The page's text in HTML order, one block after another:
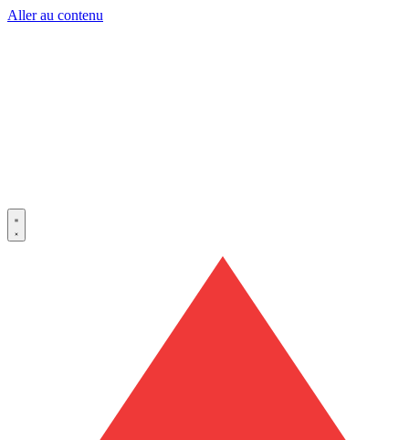
Aller au contenu